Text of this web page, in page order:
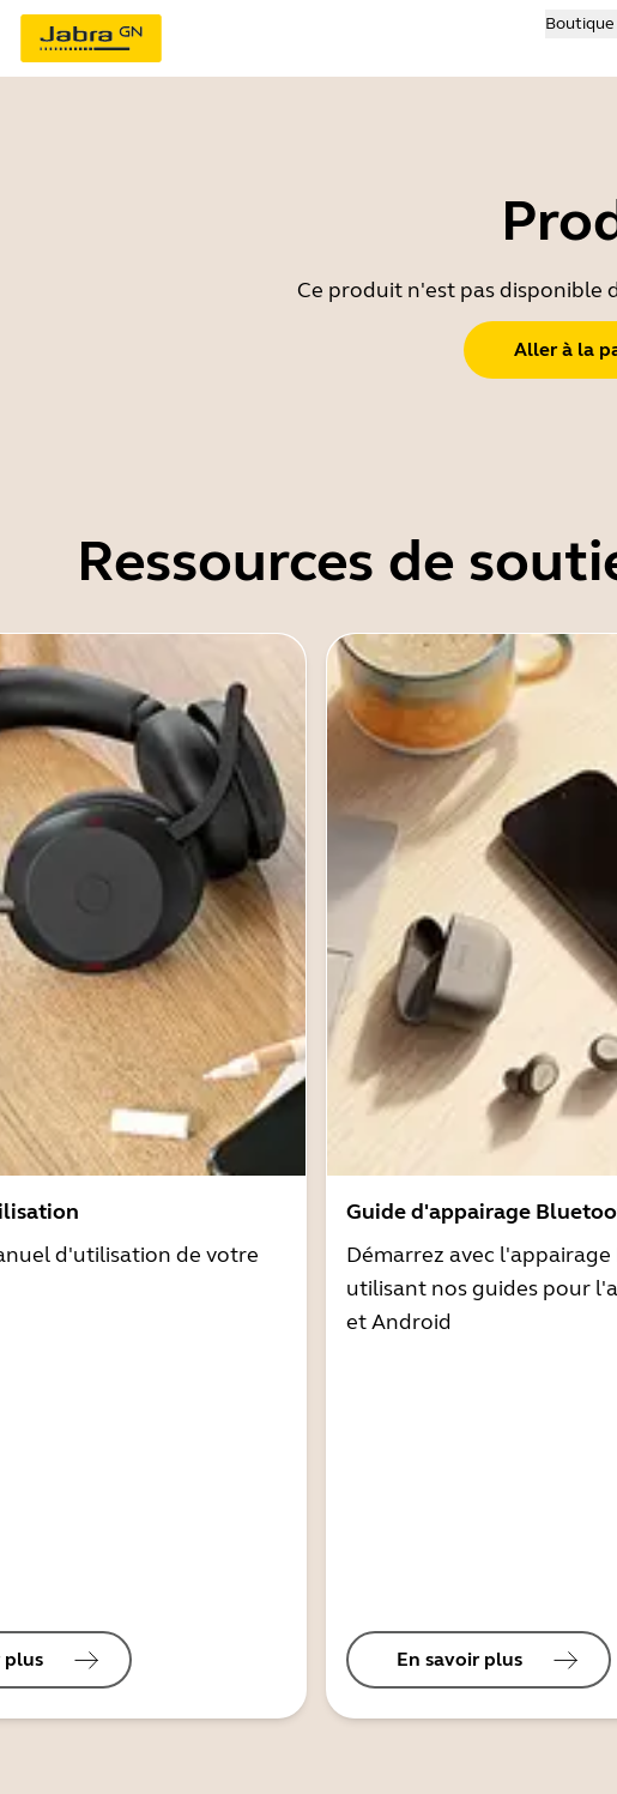
Boutique
Ce produit n'est pas disponible
Aller à la
Ressources de
d'utilisation de votre
plus
Guide d'appairage
Démarrez avec
utilisant nos guides pour
et Android
En savoir plus